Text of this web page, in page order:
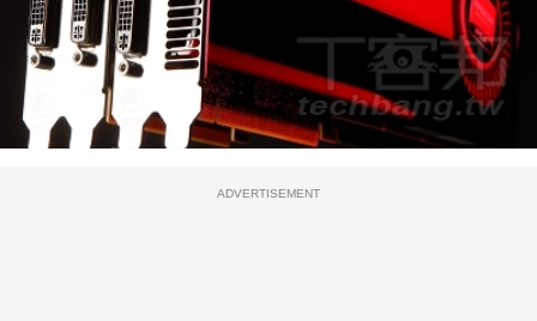
ADVERTISEMENT